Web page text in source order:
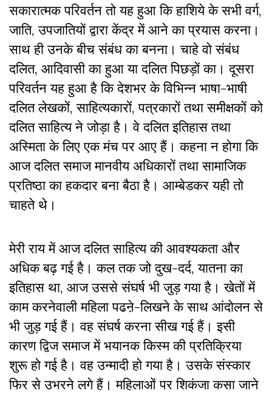
सकारात्मक परिवर्तन तो यह हुआ कि हाशिये के सभी वर्ग,
जाति, उपजातियों द्वारा केंद्र में आने का प्रयास करना।
साथ ही उनके बीच संबंध का बनना। चाहे वो संबंध
दलित, आदिवासी का हुआ या दलित पिछड़ों का। दूसरा
परिवर्तन यह हुआ है कि देशभर के विभिन्न भाषा-भाषी
दलित लेखकों, साहित्यकारोंं, पत्रकारों तथा समीक्षकों को
दलित साहित्य ने जोड़ा है। वे दलित इतिहास तथा
अस्मिता के लिए एक मंच पर आए हैं। कहना न होगा कि
आज दलित समाज मानवीय अधिकारों तथा सामाजिक
प्रतिष्ठा का हकदार बना बैठा है। आम्बेडकर यही तो
चाहते थे।
मेरी राय में आज दलित साहित्य की आवश्यकता और
अधिक बढ़ गई है। कल तक जो दुख-दर्द, यातना का
इतिहास था, आज उससे संघर्ष भी जुड़ गया है। खेतों में
काम करनेवाली महिला पढऩे-लिखने के साथ आंदोलन से
भी जुड़ गई हैं। वह संघर्ष करना सीख गई हैं। इसी
कारण द्विज समाज में भयानक किस्म की प्रतिक्रिया
शुरू हो गई है। वह उन्मादी हो गया है। उसके संस्कार
फिर से उभरने लगे हैं। महिलाओं पर शिकंजा कसा जाने